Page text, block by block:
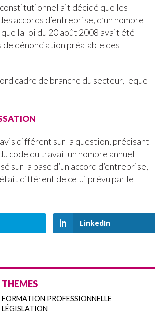
ait décidé que les
accords d’entreprise, d’un nombre
la loi du 20 août 2008 avait été
de dénonciation préalable des
cadre de branche du secteur, lequel
différent sur la question, précisant
code du travail un nombre annuel
sur la base d’un accord d’entreprise,
différent de celui prévu par le
LinkedIn
THEMES
FORMATION PROFESSIONNELLE
LÉGISLATION